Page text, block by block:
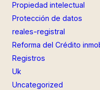
Propiedad intelectual
Protección de datos
reales-registral
Reforma del Crédito
Registros
Uk
Uncategorized